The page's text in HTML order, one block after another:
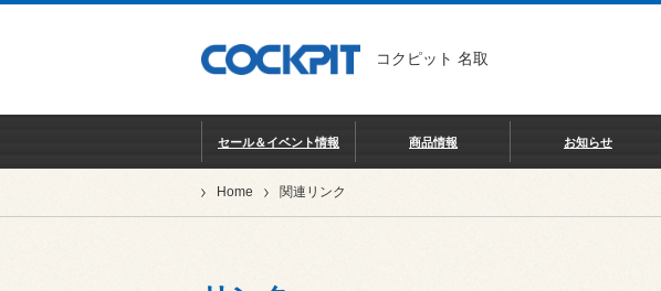
コクピット 名取
セール＆イベント情報 商品情報 お知らせ
Home 関連リンク